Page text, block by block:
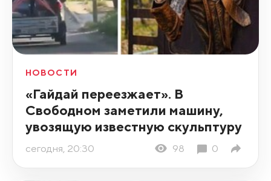
НОВОСТИ
«Гайдай переезжает». В
Свободном заметили машину,
увозящую известную скульптуру
сегодня, 20:30 98 0